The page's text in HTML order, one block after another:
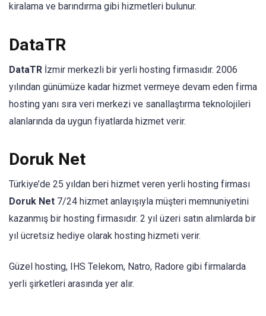
kiralama ve barındırma gibi hizmetleri bulunur.
DataTR
DataTR İzmir merkezli bir yerli hosting firmasıdır. 2006
yılından günümüze kadar hizmet vermeye devam eden firma
hosting yanı sıra veri merkezi ve sanallaştırma teknolojileri
alanlarında da uygun fiyatlarda hizmet verir.
Doruk Net
Türkiye’de 25 yıldan beri hizmet veren yerli hosting firması
Doruk Net 7/24 hizmet anlayışıyla müşteri memnuniyetini
kazanmış bir hosting firmasıdır. 2 yıl üzeri satın alımlarda bir
yıl ücretsiz hediye olarak hosting hizmeti verir.
Güzel hosting, IHS Telekom, Natro, Radore gibi firmalarda
yerli şirketleri arasında yer alır.